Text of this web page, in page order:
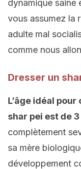
dynamique saine
vous assumez la
adulte mal
comme nous
Dresser un
L’âge idéal
shar pei est de
complètement
sa mère
développement